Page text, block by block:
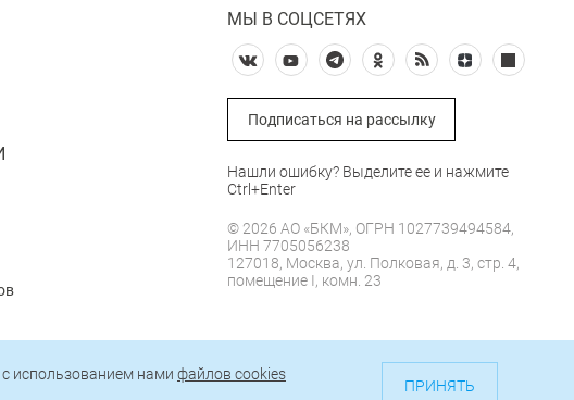
МЫ В СОЦСЕТЯХ
Подписаться на рассылку
Нашли ошибку? Выделите ее и нажмите
Ctrl+Enter
© 2026 АО «БКМ», ОГРН 1027739494584,
ИНН 7705056238
127018, Москва, ул. Полковая, д. 3, стр. 4,
помещение I, комн. 23
использованием нами файлов cookies
ПРИНЯТЬ